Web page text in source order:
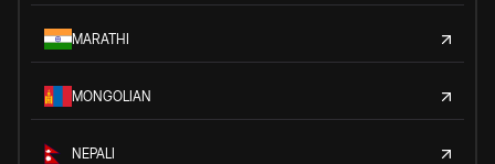
MARATHI
MONGOLIAN
NEPALI